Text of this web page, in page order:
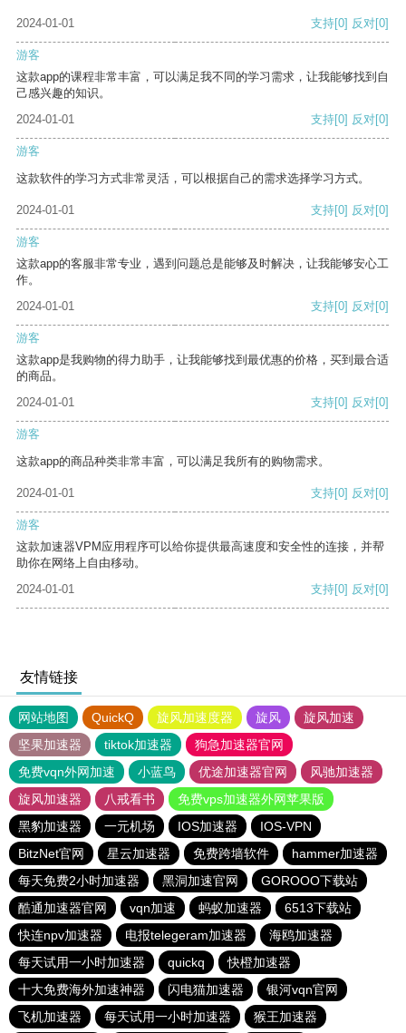
2024-01-01 支持[0] 反对[0]
游客
这款app的课程非常丰富，可以满足我不同的学习需求，让我能够找到自
己感兴趣的知识。
2024-01-01
支持[0] 反对[0]
游客
这款软件的学习方式非常灵活，可以根据自己的需求选择学习方式。
2024-01-01 支持[0] 反对[0]
游客
这款app的客服非常专业，遇到问题总是能够及时解决，让我能够安心工
作。
2024-01-01
支持[0] 反对[0]
游客
这款app是我购物的得力助手，让我能够找到最优惠的价格，买到最合适
的商品。
2024-01-01
支持[0] 反对[0]
游客
这款app的商品种类非常丰富，可以满足我所有的购物需求。
2024-01-01 支持[0] 反对[0]
游客
这款加速器VPM应用程序可以给你提供最高速度和安全性的连接，并帮
助你在网络上自由移动。
2024-01-01
支持[0] 反对[0]
友情链接
网站地图 QuickQ 旋风加速度器 旋风
旋风加速
坚果加速器
tiktok加速器
狗急加速器官网
免费vqn外网加速
小蓝鸟 优途加速器官网
风驰加速器
旋风加速器
八戒看书
免费vps加速器外网苹果版
黑豹加速器
一元机场 IOS加速器
IOS-VPN
BitzNet官网
星云加速器 免费跨墙软件
hammer加速器
每天免费2小时加速器
黑洞加速官网
GOROOO下载站
酷通加速器官网
vqn加速 蚂蚁加速器
6513下载站
快连npv加速器
电报telegeram加速器
海鸥加速器
每天试用一小时加速器
quickq
快橙加速器
十大免费海外加速神器
闪电猫加速器
银河vqn官网
飞机加速器
每天试用一小时加速器 猴王加速器